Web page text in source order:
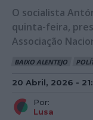
O socialista
quinta-feira,
Associação
BAIXO ALENTEJO
20 Abril, 2026 -
Por:
Lusa